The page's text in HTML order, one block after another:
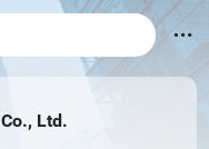
Ltd.